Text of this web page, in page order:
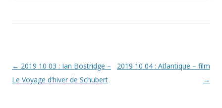
Navigation
des
← 2019 10 03 : Ian Bostridge –
Le Voyage d’hiver de Schubert
2019 10 04 : Atlantique – film
→